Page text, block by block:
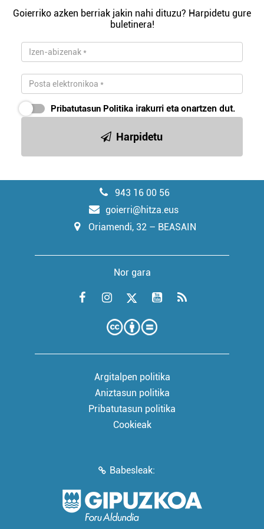
Goierriko azken berriak jakin nahi dituzu? Harpidetu gure
buletinera!
Pribatutasun Politika irakurri eta onartzen dut.
Harpidetu
943 16 00 56
goierri@hitza.eus
Oriamendi, 32 – BEASAIN
Nor gara
Argitalpen politika
Aniztasun politika
Pribatutasun politika
Cookieak
Babesleak: